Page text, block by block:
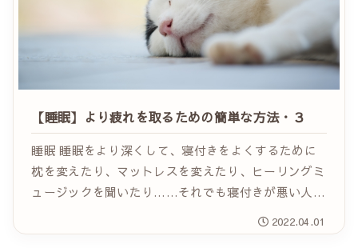
【睡眠】より疲れを取るための簡単な方法・３
睡眠 睡眠をより深くして、寝付きをよくするために
枕を変えたり、マットレスを変えたり、ヒーリングミ
ュージックを聞いたり……それでも寝付きが悪い人は
コーヒーやお酒を控え、夕食に消化に悪いものを控
え、寝る前にスマホなどから距離をとって神経を落ち
2022.04.01